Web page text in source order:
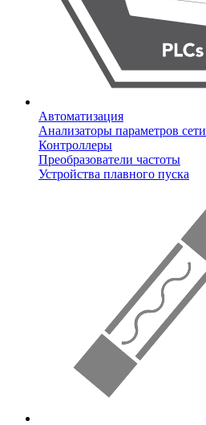
Автоматизация
Анализаторы параметров сети
Контроллеры
Преобразователи частоты
Устройства плавного пуска